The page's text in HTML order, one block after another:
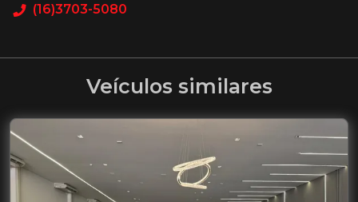
(16)3703-5080
Veículos similares